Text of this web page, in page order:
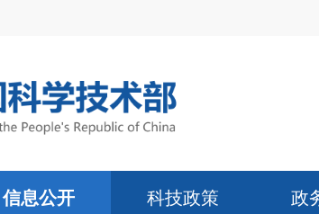
信息公开 科技政策 政